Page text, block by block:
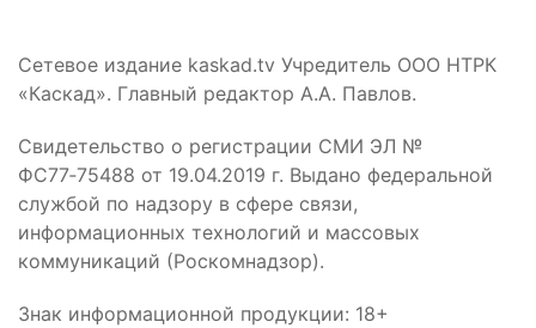
Сетевое издание kaskad.tv Учредитель ООО НТРК
«Каскад». Главный редактор А.А. Павлов.
Свидетельство о регистрации СМИ ЭЛ №
ФС77‑75488 от 19.04.2019 г. Выдано федеральной
службой по надзору в сфере связи,
информационных технологий и массовых
коммуникаций (Роскомнадзор).
Знак информационной продукции: 18+